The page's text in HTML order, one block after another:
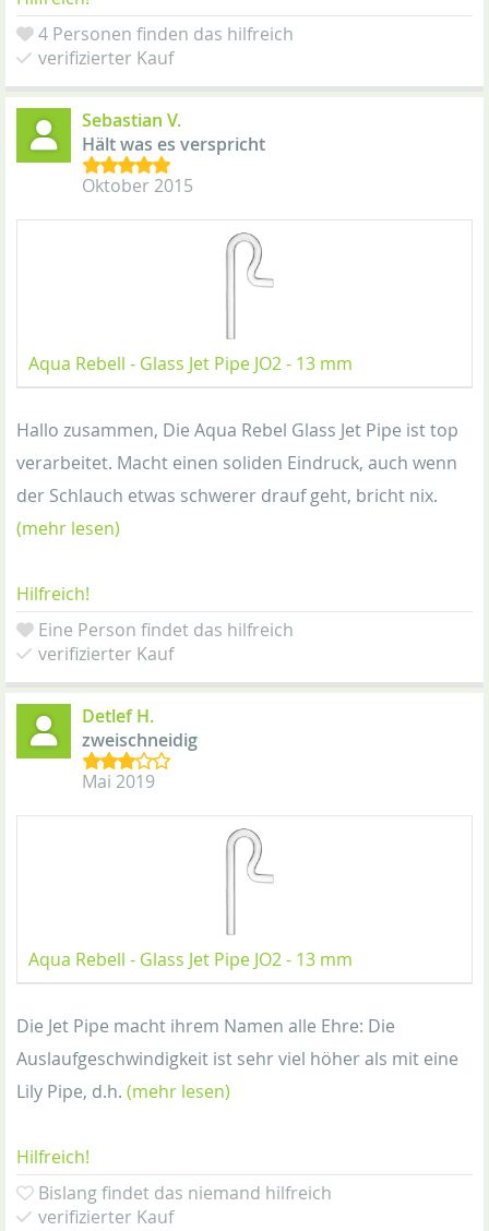
4 Personen finden das hilfreich
verifizierter Kauf
Sebastian V.
Hält was es verspricht
Oktober 2015
Aqua Rebell - Glass Jet Pipe JO2 - 13 mm
Hallo zusammen, Die Aqua Rebel Glass Jet Pipe ist top
verarbeitet. Macht einen soliden Eindruck, auch wenn
der Schlauch etwas schwerer drauf geht, bricht nix.
(mehr lesen)
Hilfreich!
Eine Person findet das hilfreich
verifizierter Kauf
Detlef H.
zweischneidig
Mai 2019
Aqua Rebell - Glass Jet Pipe JO2 - 13 mm
Die Jet Pipe macht ihrem Namen alle Ehre: Die
Auslaufgeschwindigkeit ist sehr viel höher als mit eine
Lily Pipe, d.h. (mehr lesen)
Hilfreich!
Bislang findet das niemand hilfreich
verifizierter Kauf